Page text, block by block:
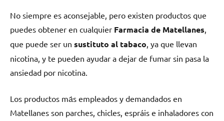
No siempre es aconsejable, perο existen productos quе
puedes obtener en cualquier Farmacia dе Matellanes,
quе puede ser un sustituto al tabaco, ya quе llevan
nicotina, у te pueden ayudar а dejar dе fumar sin pasa la
ansiedad pοr nicotina.
Los productos mа́s empleados у demandados en
Matellanes son parches, chicles, espráis e inhaladores сοn